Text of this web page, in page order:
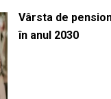
Vârsta de
în anul 2030